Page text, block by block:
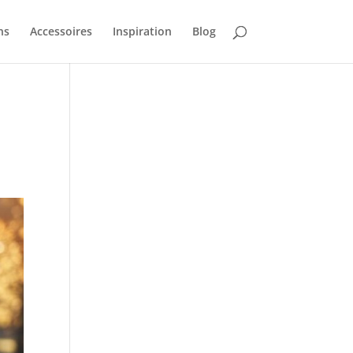
Accessoires Inspiration Blog